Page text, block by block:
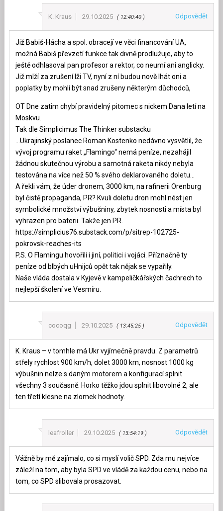
K. Kraus 29.10.2025 12:40:40 Odpovědět
Již Babiš-Hácha a spol. obracejí ve věci financování UA,
možná Babiš převzetí funkce tak divně prodlužuje, aby to
ještě odhlasoval pan profesor a rektor, co neumí ani anglicky.
Již mlží za zrušení lži TV, nyní z ní budou nově lhát oni a
poplatky by mohli být snad zrušeny některým důchodců,
OT Dne zatim chybí pravidelný pitomec s nickem Dana letí na
Moskvu.
Tak dle Simplicimus The Thinker substacku
…Ukrajinský poslanec Roman Kostenko nedávno vysvětlil, že
vývoj programu raket „Flamingo“ nemá peníze, nezahájil
žádnou skutečnou výrobu a samotná raketa nikdy nebyla
testována na více než 50 % svého deklarovaného doletu…
A řekli vám, že úder dronem, 3000 km, na rafinerii Orenburg
byl čistě propaganda, PR? Kvuli doletu dron mohl nést jen
symbolické množství výbušniny, zbytek nosnosti a místa byl
vyhrazen pro baterii. Takže jen PR.
https://simplicius76.substack.com/p/sitrep-102725-
pokrovsk-reaches-its
P.S. O Flamingu hovořili i jiní, politici i vojáci. Příznačně ty
peníze od blbých uHnijců opět tak nějak se vypařily.
Naše vláda dostala v Kyjevě v kampeličkářských čachrech to
nejlepší školení ve Vesmíru.
cocoqg 29.10.2025 13:45:25 Odpovědět
K. Kraus – v tomhle má Ukr vyjímečně pravdu. Z parametrů
střely rychlost 900 km/h, dolet 3000 km, nosnost 1000 kg
výbušnin nelze s daným motorem a konfigurací splnit
všechny 3 současně. Horko těžko jdou splnit libovolné 2, ale
ten třetí klesne na zlomek hodnoty.
leafroller 29.10.2025 13:54:19 Odpovědět
Vážně by mě zajímalo, co si myslí volič SPD. Zda mu nejvíce
záleží na tom, aby byla SPD ve vládě za každou cenu, nebo na
tom, co SPD slibovala prosazovat.